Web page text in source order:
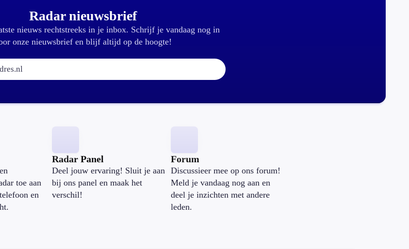
Radar nieuwsbrief
nieuws rechtstreeks in je inbox. Schrijf je vandaag nog in
onze nieuwsbrief en blijf altijd op de hoogte!
E-mailadres:
toe aan
en
Radar Panel
Deel jouw ervaring! Sluit je aan
bij ons panel en maak het
verschil!
Forum
Discussieer mee op ons forum!
Meld je vandaag nog aan en
deel je inzichten met andere
leden.